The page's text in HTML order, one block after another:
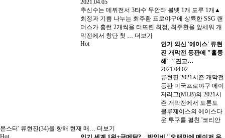
2021.04.05
추신수는 데뷔전서 3타수 무안타 볼넷 1개 도루 1개▲
최정과 기쁨 나누는 최주환 프로야구에 상륙한 SSG 랜
더스가 홈런 2개씩을 터뜨린 최정, 최주환을 앞세워 개
막전에서 창단 첫 … 더보기
Hot
인기 외신 '에이스' 류현
진 개막전 등판에 "훌륭
해" "견고…
2021.04.02
류현진 2021시즌 개막전
등판 미국프로야구 메이
저리그(MLB)의 2021시
즌 개막전에서 토론토
블루제이스의 에이스다
운 투구를 펼친 '코리안
몬스터' 류현진(34)을 향해 현재 매… 더보기
Hot